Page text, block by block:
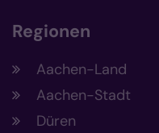
Regionen
Aachen-Land
Aachen-Stadt
Düren